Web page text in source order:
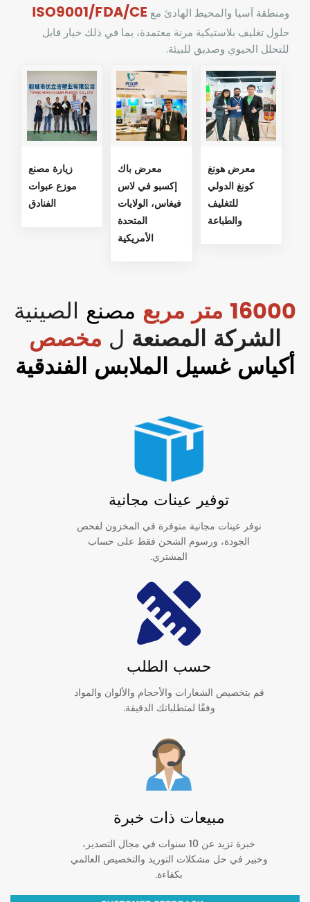
ومنطقة آسيا والمحيط الهادئ مع ISO9001/FDA/CE
حلول تغليف بلاستيكية مرنة معتمدة، بما في ذلك خيار قابل
للتحلل الحيوي وصديق للبيئة.
زيارة مصنع
موزع عبوات
الفنادق
معرض باك
إكسبو في لاس
فيغاس، الولايات
المتحدة
الأمريكية
معرض هونغ
كونغ الدولي
للتغليف
والطباعة
16000 متر مربع مصنع الصينية
الشركة المصنعة ل مخصص
أكياس غسيل الملابس الفندقية
توفير عينات مجانية
نوفر عينات مجانية متوفرة في المخزون لفحص
الجودة، ورسوم الشحن فقط على حساب
المشتري.
حسب الطلب
قم بتخصيص الشعارات والأحجام والألوان والمواد
وفقًا لمتطلباتك الدقيقة.
مبيعات ذات خبرة
خبرة تزيد عن 10 سنوات في مجال التصدير،
وخبير في حل مشكلات التوريد والتخصيص العالمي
بكفاءة.